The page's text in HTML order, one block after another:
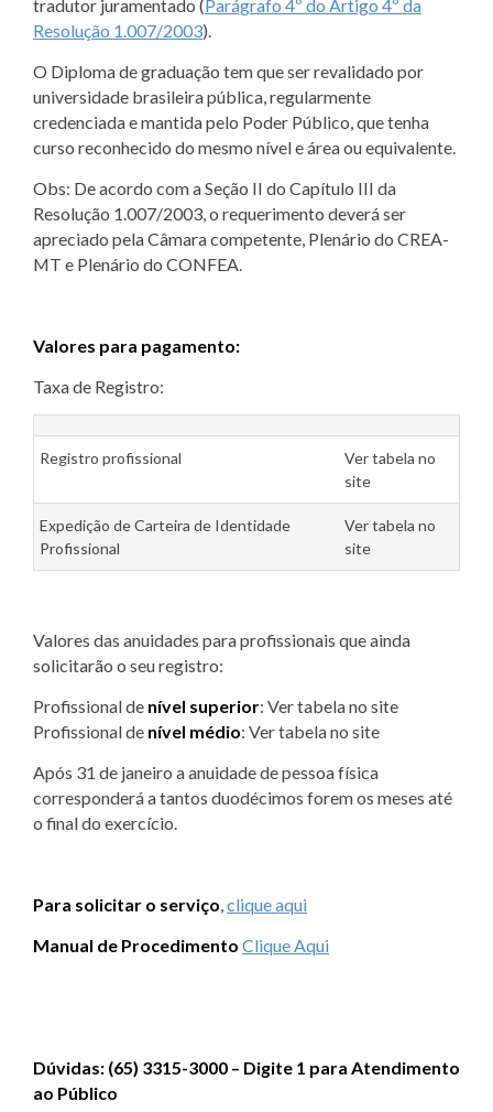
tradutor juramentado (Parágrafo 4º do Artigo 4º da
Resolução 1.007/2003).
O Diploma de graduação tem que ser revalidado por
universidade brasileira pública, regularmente
credenciada e mantida pelo Poder Público, que tenha
curso reconhecido do mesmo nível e área ou equivalente.
Obs: De acordo com a Seção II do Capítulo III da
Resolução 1.007/2003, o requerimento deverá ser
apreciado pela Câmara competente, Plenário do CREA-
MT e Plenário do CONFEA.
Valores para pagamento:
Taxa de Registro:
Registro profissional
Ver tabela no
site
Expedição de Carteira de Identidade
Profissional
Ver tabela no
site
Valores das anuidades para profissionais que ainda
solicitarão o seu registro:
Profissional de nível superior: Ver tabela no site
Profissional de nível médio: Ver tabela no site
Após 31 de janeiro a anuidade de pessoa física
corresponderá a tantos duodécimos forem os meses até
o final do exercício.
Para solicitar o serviço,clique aqui
Manual de Procedimento Clique Aqui
Dúvidas: (65) 3315-3000 – Digite 1 para Atendimento
ao Público